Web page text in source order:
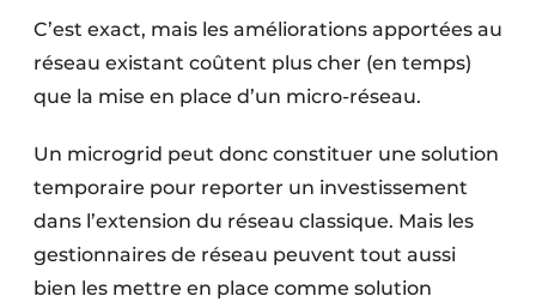
C’est exact, mais les améliorations apportées au
réseau existant coûtent plus cher (en temps)
que la mise en place d’un micro-réseau.
Un microgrid peut donc constituer une solution
temporaire pour reporter un investissement
dans l’extension du réseau classique. Mais les
gestionnaires de réseau peuvent tout aussi
bien les mettre en place comme solution